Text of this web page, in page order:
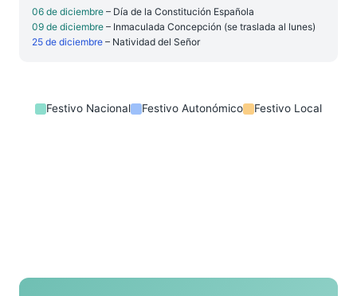
06 de diciembre – Día de la Constitución Española
09 de diciembre – Inmaculada Concepción (se traslada al lunes)
25 de diciembre – Natividad del Señor
Festivo Nacional Festivo Autonómico Festivo Local